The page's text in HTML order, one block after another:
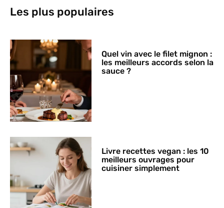
Les plus populaires
Quel vin avec le filet mignon :
les meilleurs accords selon la
sauce ?
Livre recettes vegan : les 10
meilleurs ouvrages pour
cuisiner simplement